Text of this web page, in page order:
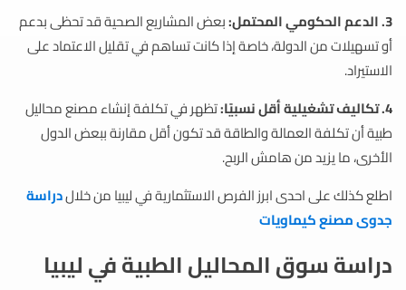
3. الدعم الحكومي المحتمل:
بعض المشاريع الصحية قد تحظى بدعم
أو تسهيلات من الدولة، خاصة إذا كانت تساهم في تقليل الاعتماد على
الاستيراد.
4. تكاليف تشغيلية أقل نسبيًا:
تظهر في تكلفة إنشاء مصنع محاليل
طبية أن تكلفة العمالة والطاقة قد تكون أقل مقارنة ببعض الدول
الأخرى، ما يزيد من هامش الربح.
اطلع كذلك على احدى ابرز الفرص الاستثمارية في ليبيا من خلالدراسة
جدوى مصنع كيماويات
دراسة سوق المحاليل الطبية في ليبيا